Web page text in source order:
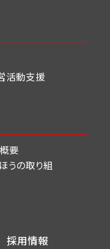
活動支援
要
うの取り組
採用情報